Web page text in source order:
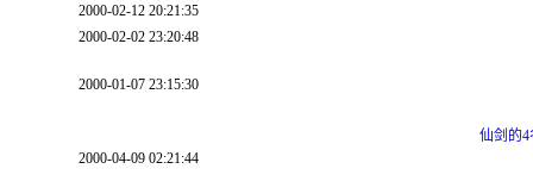
2000-02-12 20:21:35
2000-02-02 23:20:48
2000-01-07 23:15:30
仙剑的
2000-04-09 02:21:44